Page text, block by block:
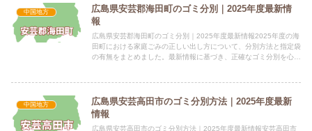
中国地方
広島県安芸郡海田町のゴミ分別｜2025年度最新情
報
広島県安芸郡海田町のゴミ分別｜2025年度最新情報2025年度の海
田町における家庭ごみの正しい出し方について、分別方法と指定袋
の有無をまとめました。最新情報に基づき、正確なゴミ分別を心が
中国地方
広島県安芸高田市のゴミ分別方法｜2025年度最新
情報
広島県安芸高田市のゴミ分別方法｜2025年度最新情報安芸高田市